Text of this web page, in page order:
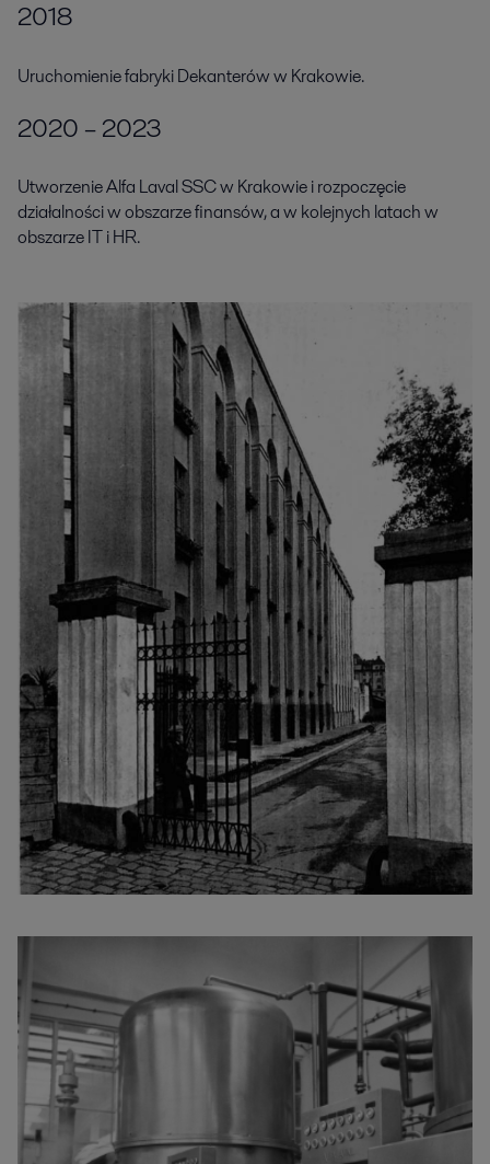
2018
Uruchomienie fabryki Dekanterów w Krakowie.
2020 – 2023
Utworzenie Alfa Laval SSC w Krakowie i rozpoczęcie
działalności w obszarze finansów, a w kolejnych latach w
obszarze IT i HR.